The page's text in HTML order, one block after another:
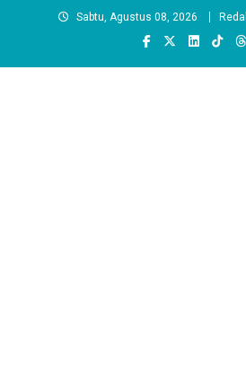
Sabtu, Agustus 08, 2026